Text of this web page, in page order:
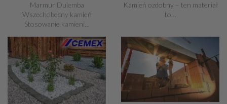
Marmur Dulemba
Wszechobecny kamień
Stosowanie kamieni…
Kamień ozdobny – ten materiał
to…